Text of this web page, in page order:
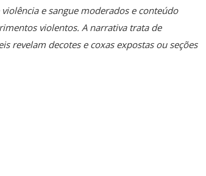
e sangue moderados e conteúdo
violentos. A narrativa trata de
revelam decotes e coxas expostas ou seções